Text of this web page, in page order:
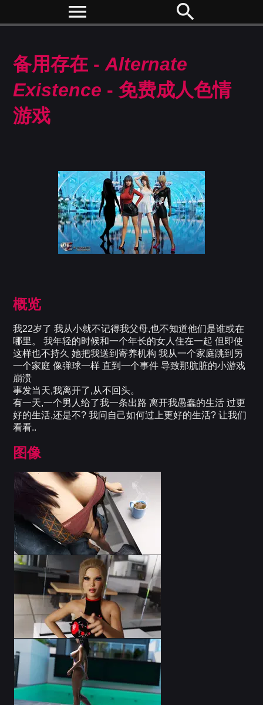
menu search
备用存在 -Alternate
Existence - 免费成人色情
游戏
概览
我22岁了 我从小就不记得我父母,也不知道他们是谁或在
哪里。 我年轻的时候和一个年长的女人住在一起 但即使
这样也不持久 她把我送到寄养机构 我从一个家庭跳到另
一个家庭 像弹球一样 直到一个事件 导致那肮脏的小游戏
崩溃
事发当天,我离开了,从不回头。
有一天,一个男人给了我一条出路 离开我愚蠢的生活 过更
好的生活,还是不? 我问自己如何过上更好的生活? 让我们
看看..
图像